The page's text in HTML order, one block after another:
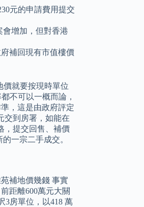
元的申請費用提交
增加，但對香港
補回現有市值樓價
價就要按現時單位
不可以一概而論，
，這是由政府評定
交到房署，如能在
，提交回售、補價
一宗二手成交。
補地價幾錢 事實
距離600萬元大關
3房單位，以418 萬